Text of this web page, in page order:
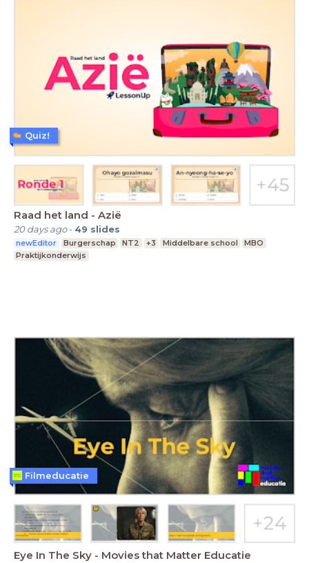
Raad het land - Azië
20 days ago- 49 slides
newEditor Burgerschap NT2 +3 Middelbare school
MBO
Praktijkonderwijs
Quiz!
Eye In The Sky - Movies that Matter Educatie
Filmeducatie